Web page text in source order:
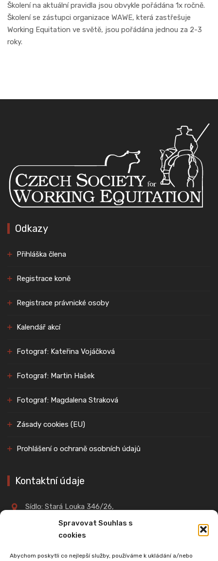
Spravovat Souhlas s
cookies
Abychom poskytli co nejlepší služby, používáme k ukládání a/nebo
Školení na aktuální pravidla jsou obvykle pořádána 1x ročně.
Školení se zástupci organizace WAWE, která zastřešuje
Working Equitation ve světě, jsou pořádána jednou za 2-3
roky.
Odkazy
Přihláška člena
Registrace koně
Registrace právnické osoby
Kalendář akcí
Fotograf: Kateřina Vojáčková
Fotograf: Martin Hašek
Fotograf: Magdalena Straková
Zásady cookies (EU)
Prohlášení o ochraně osobních údajů
Kontaktní údaje
Sídlo: Stará Louka 346/26,
360 01, Karlovy Vary